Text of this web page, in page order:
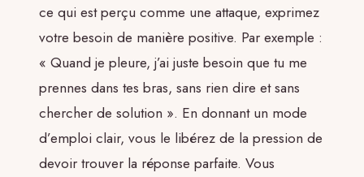
ce qui est perçu comme une attaque, exprimez
votre besoin de manière positive. Par exemple :
« Quand je pleure, j’ai juste besoin que tu me
prennes dans tes bras, sans rien dire et sans
chercher de solution ». En donnant un mode
d’emploi clair, vous le libérez de la pression de
devoir trouver la réponse parfaite. Vous